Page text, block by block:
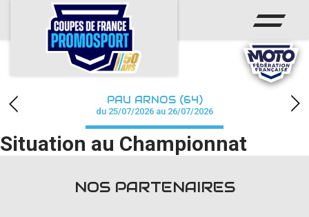
ACCUEIL
ACTUS
CALENDRIER
CHAMPIONNAT
RÉSULTATS
PAU ARNOS (64)
du 25/07/2026 au 26/07/2026
Situation au Championnat
NOS PARTENAIRES